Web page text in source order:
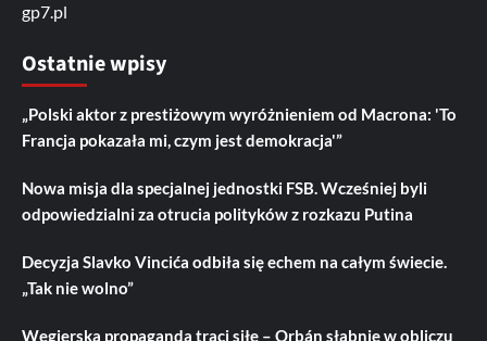
gp7.pl
Ostatnie wpisy
„Polski aktor z prestiżowym wyróżnieniem od Macrona: 'To
Francja pokazała mi, czym jest demokracja'”
Nowa misja dla specjalnej jednostki FSB. Wcześniej byli
odpowiedzialni za otrucia polityków z rozkazu Putina
Decyzja Slavko Vincića odbiła się echem na całym świecie.
„Tak nie wolno”
Węgierska propaganda traci siłę – Orbán słabnie w obliczu